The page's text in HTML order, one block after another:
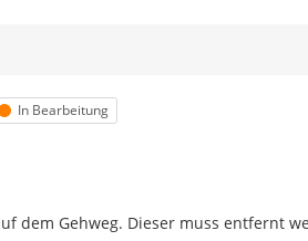
Status
In Bearbeitung
dem Gehweg. Dieser muss entfernt